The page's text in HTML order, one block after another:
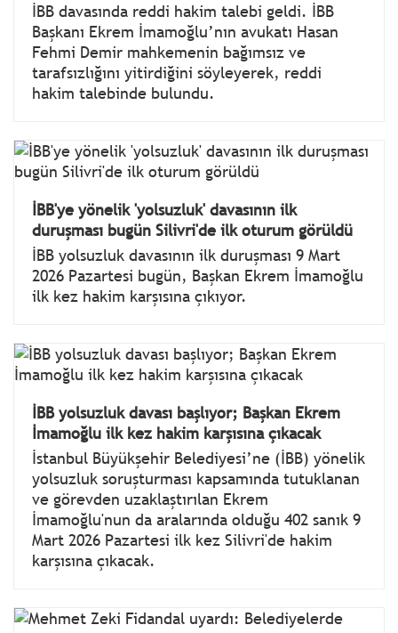
İBB davasında reddi hakim talebi geldi. İBB
Başkanı Ekrem İmamoğlu’nın avukatı Hasan
Fehmi Demir mahkemenin bağımsız ve
tarafsızlığını yitirdiğini söyleyerek, reddi
hakim talebinde bulundu.
İBB'ye yönelik 'yolsuzluk' davasının ilk
duruşması bugün Silivri'de ilk oturum görüldü
İBB yolsuzluk davasının ilk duruşması 9 Mart
2026 Pazartesi bugün, Başkan Ekrem İmamoğlu
ilk kez hakim karşısına çıkıyor.
İBB yolsuzluk davası başlıyor; Başkan Ekrem
İmamoğlu ilk kez hakim karşısına çıkacak
İstanbul Büyükşehir Belediyesi’ne (İBB) yönelik
yolsuzluk soruşturması kapsamında tutuklanan
ve görevden uzaklaştırılan Ekrem
İmamoğlu'nun da aralarında olduğu 402 sanık 9
Mart 2026 Pazartesi ilk kez Silivri'de hakim
karşısına çıkacak.